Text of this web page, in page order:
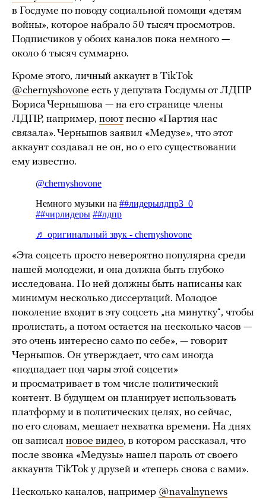
в Госдуме по поводу социальной помощи «детям
войны», которое набрало 50 тысяч просмотров.
Подписчиков у обоих каналов пока немного —
около 6 тысяч суммарно.
Кроме этого, личный аккаунт в TikTok
@chernyshovone есть у депутата Госдумы от ЛДПР
Бориса Чернышова — на его странице члены
ЛДПР, например, поют песню «Партия нас
связала». Чернышов заявил «Медузе», что этот
аккаунт создавал не он, но о его существовании
ему известно.
«Эта соцсеть просто невероятно популярна среди
нашей молодежи, и она должна быть глубоко
исследована. По ней должны быть написаны как
минимум несколько диссертаций. Молодое
поколение входит в эту соцсеть „на минутку“, чтобы
пролистать, а потом остается на несколько часов —
это очень интересно само по себе», — говорит
Чернышов. Он утверждает, что сам иногда
«подпадает под чары этой соцсети»
и просматривает в том числе политический
контент. В будущем он планирует использовать
платформу и в политических целях, но сейчас,
по его словам, мешает нехватка времени. На днях
он записал новое видео, в котором рассказал, что
после звонка «Медузы» нашел пароль от своего
аккаунта TikTok у друзей и «теперь снова с вами».
Несколько каналов, например @navalnynews